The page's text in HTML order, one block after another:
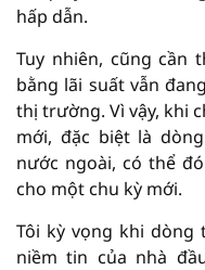
hấp dẫn.
Tuy nhiên, cũng cần
bằng lãi suất vẫn
thị trường. Vì vậy, khi
mới, đặc biệt là
nước ngoài, có thể
cho một chu kỳ mới.
Tôi kỳ vọng khi
niềm tin của nhà